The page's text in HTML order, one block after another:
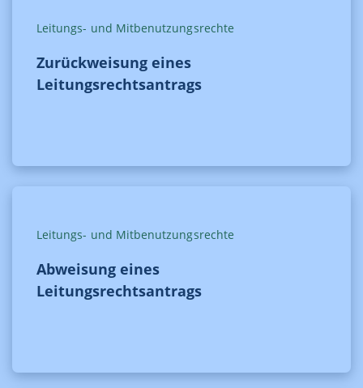
Leitungs- und Mitbenutzungsrechte
Zurückweisung eines
Leitungsrechtsantrags
Leitungs- und Mitbenutzungsrechte
Abweisung eines
Leitungsrechtsantrags